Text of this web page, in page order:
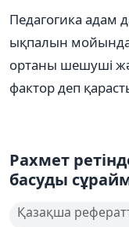
Педагогика адам
ықпалын
ортаны шешуші
фактор деп
Рахмет
басуды
Қазақша